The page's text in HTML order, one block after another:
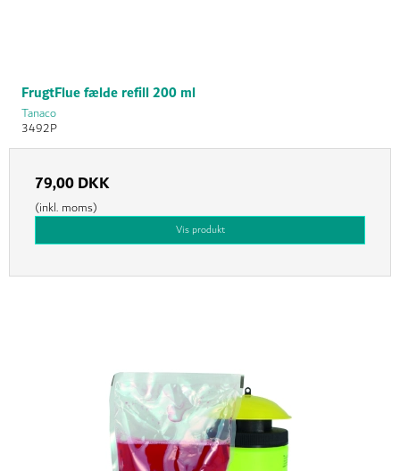
FrugtFlue fælde refill 200 ml
Tanaco
3492P
79,00 DKK
(inkl. moms)
Vis produkt